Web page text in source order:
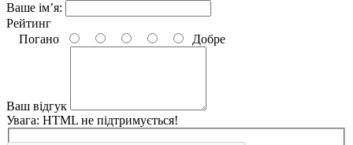
Ваше ім’я:
Рейтинг
Погано
Добре
Ваш відгук
Увага: HTML не підтримується!